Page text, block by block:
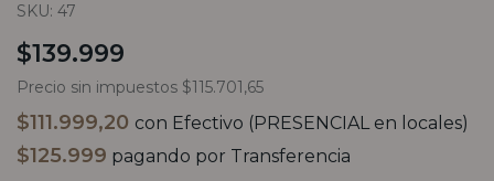
SKU: 47
$139.999
Precio sin impuestos $115.701,65
$111.999,20 con Efectivo (PRESENCIAL en locales)
$125.999 pagando por Transferencia